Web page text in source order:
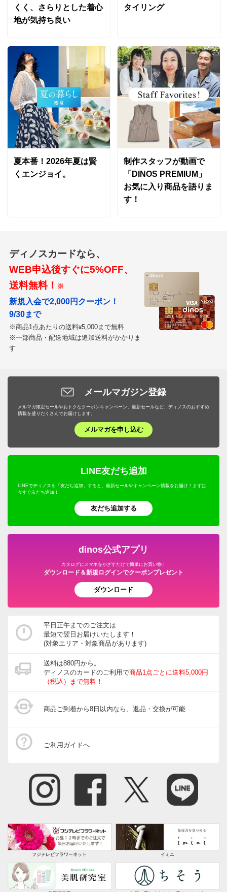
くく、さらりとした着心
地が気持ち良い
タイリング
夏本番！2026年夏は賢
くエンジョイ。
制作スタッフが動画で
「DINOS PREMIUM」
お気に入り商品を語りま
す！
ディノスカードなら、
WEB申込後すぐに5%OFF、
送料無料！ ※
新規入会で2,000円クーポン！
9/30まで
※商品1点あたりの送料¥5,000まで無料
※一部商品・配送地域は追加送料がかかりま
す
メールマガジン登録
メルマガ限定セールやおトクなクーポンキャンペーン、最新セールなど、ディノスのおすすめ
情報を盛りだくさんでお届けします。
メルマガを申し込む
LINE友だち追加
LINEでディノスを「友だち追加」すると、最新セールやキャンペーン情報をお届け！まずは
今すぐ友だち追加！
友だち追加する
dinos公式アプリ
カタログにスマホをかざすだけで簡単にお買い物！
ダウンロード＆新規ログインでクーポンプレゼント
ダウンロード
平日正午までのご注文は
最短で翌日お届けいたします！
(対象エリア・対象商品があります)
送料は880円から。
ディノスのカードのご利用で商品1点ごとに送料5,000円
（税込）まで無料！
商品ご到着から8日以内なら、返品・交換が可能
ご利用ガイドへ
フジテレビフラワーネット イミニ